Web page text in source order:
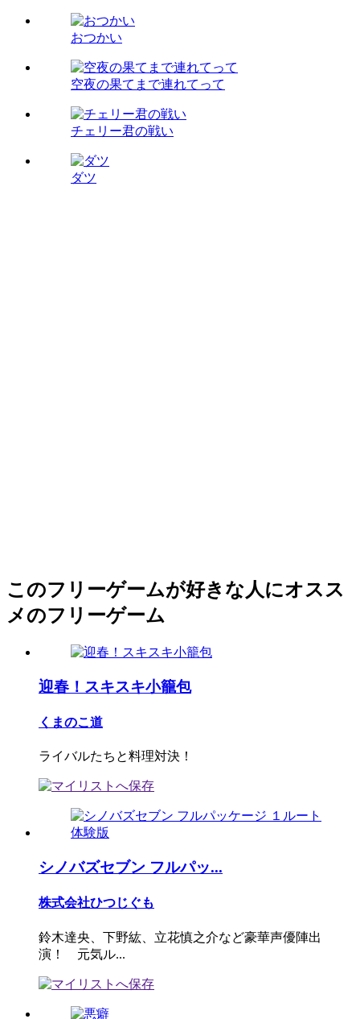
おつかい
空夜の果てまで連れてって
チェリー君の戦い
ダツ
このフリーゲームが好きな人にオスス
メのフリーゲーム
迎春！スキスキ小籠包
くまのこ道
ライバルたちと料理対決！
シノバズセブン フルパッ...
株式会社ひつじぐも
鈴木達央、下野紘、立花慎之介など豪華声優陣出
演！ 元気ル...